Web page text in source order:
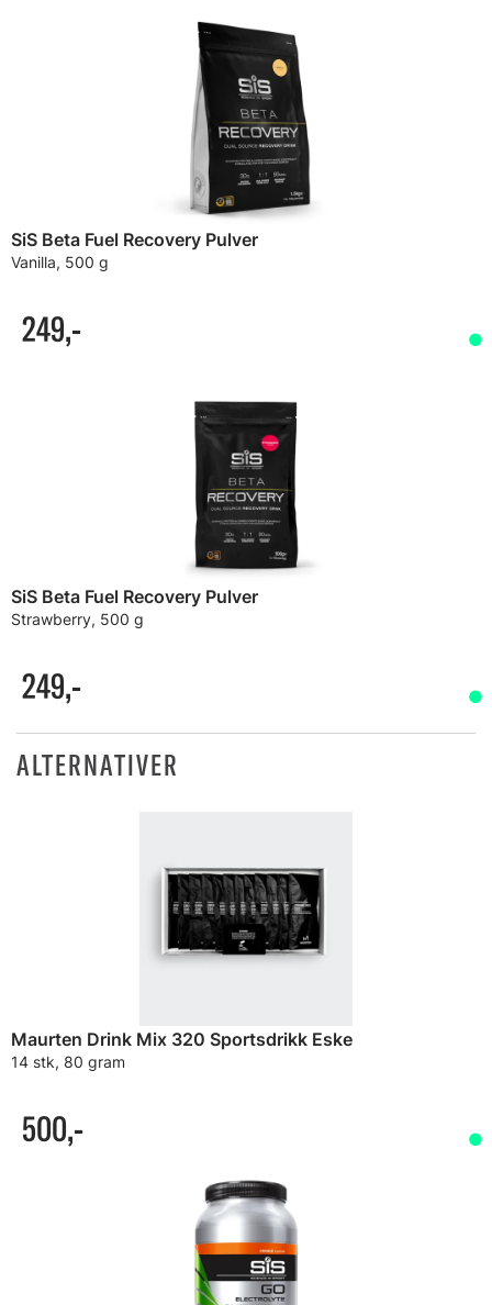
SiS Beta Fuel Recovery Pulver
Vanilla, 500 g
249,-
SiS Beta Fuel Recovery Pulver
Strawberry, 500 g
249,-
ALTERNATIVER
Maurten Drink Mix 320 Sportsdrikk Eske
14 stk, 80 gram
500,-